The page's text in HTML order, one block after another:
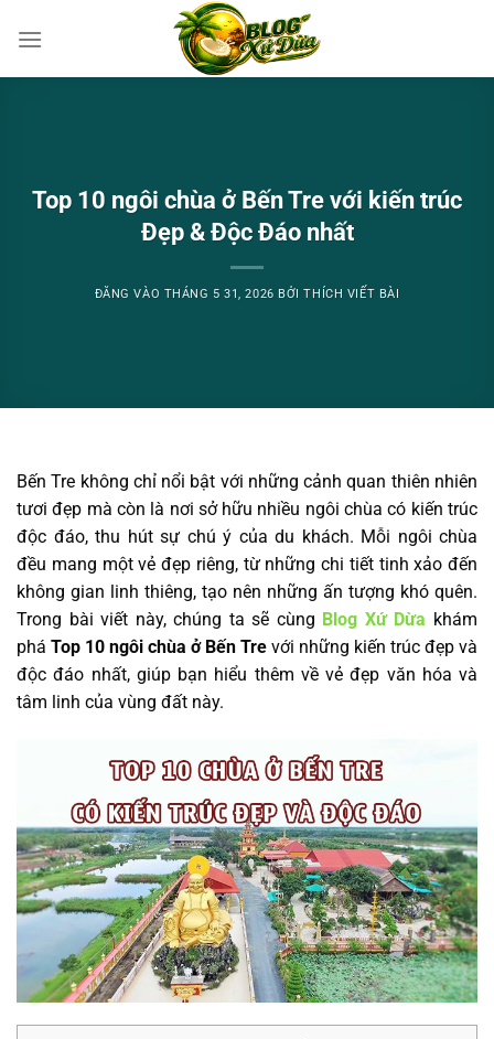
qua
Top 10 ngôi chùa ở Bến Tre với kiến trúc
Đẹp & Độc Đáo nhất
ĐĂNG VÀO THÁNG 5 31, 2026 BỞITHÍCH VIẾT BÀI
Bến Tre không chỉ nổi bật với những cảnh quan thiên nhiên
tươi đẹp mà còn là nơi sở hữu nhiều ngôi chùa có kiến trúc
độc đáo, thu hút sự chú ý của du khách. Mỗi ngôi chùa
đều mang một vẻ đẹp riêng, từ những chi tiết tinh xảo đến
không gian linh thiêng, tạo nên những ấn tượng khó quên.
Trong bài viết này, chúng ta sẽ cùng Blog Xứ Dừa khám
phá Top 10 ngôi chùa ở Bến Tre với những kiến trúc đẹp và
độc đáo nhất, giúp bạn hiểu thêm về vẻ đẹp văn hóa và
tâm linh của vùng đất này.